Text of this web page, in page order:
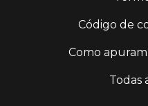
Código de
Como
Todas